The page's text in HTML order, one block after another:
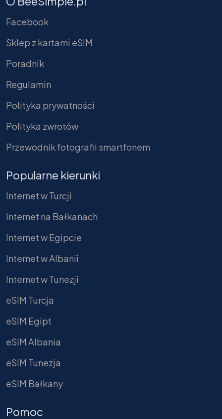
Facebook
Sklep z kartami eSIM
Poradnik
Regulamin
Polityka prywatności
Polityka zwrotów
Przewodnik fotografii smartfonem
Popularne kierunki
Internet w Turcji
Internet na Bałkanach
Internet w Egipcie
Internet w Albanii
Internet w Tunezji
eSIM Turcja
eSIM Egipt
eSIM Albania
eSIM Tunezja
eSIM Bałkany
Pomoc